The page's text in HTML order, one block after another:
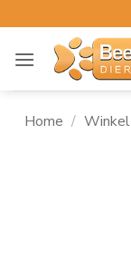
naar
inhoud
Home / Winkel